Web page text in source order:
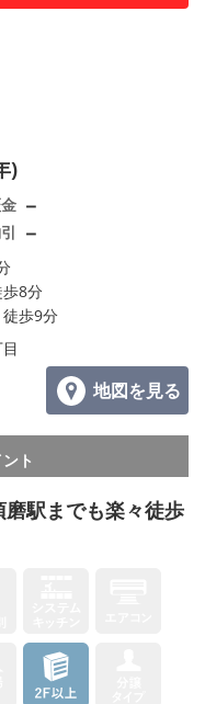
)
－
－
8分
歩9分
地図を見る
ト
駅までも楽々徒歩